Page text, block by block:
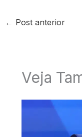
← Post anterior
Veja